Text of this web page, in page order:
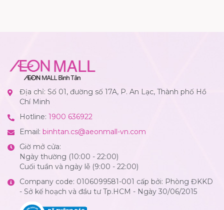
Địa chỉ: Số 01, đường số 17A, P. An Lạc, Thành phố Hồ
Chí Minh
Hotline: 1900 636922
Email: binhtan.cs@aeonmall-vn.com
Giờ mở cửa:
Ngày thường (10:00 - 22:00)
Cuối tuần và ngày lễ (9:00 - 22:00)
Company code: 0106099581-001 cấp bởi: Phòng ĐKKD
- Sở kế hoạch và đầu tư Tp.HCM - Ngày 30/06/2015